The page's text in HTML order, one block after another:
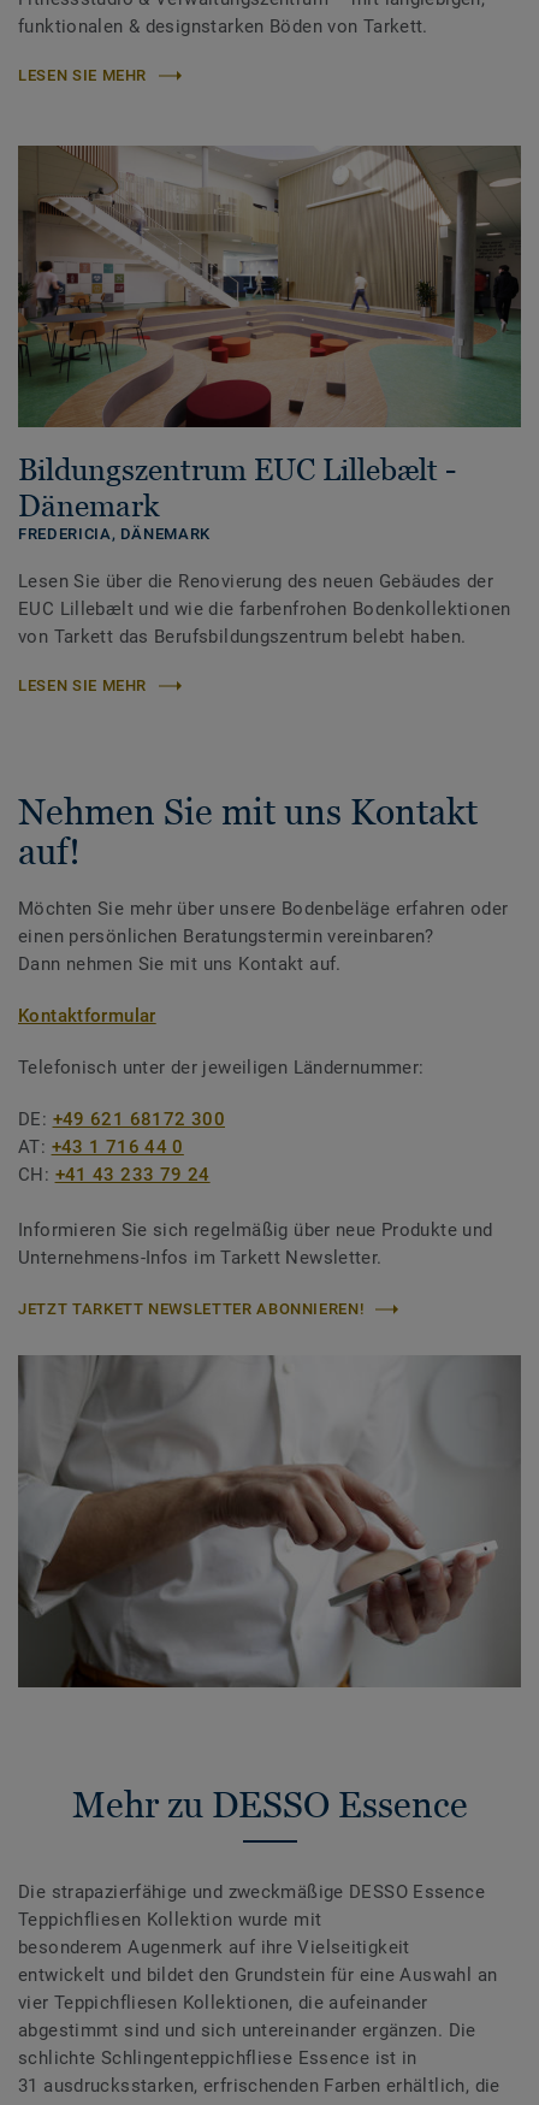
funktionalen & designstarken Böden von Tarkett.
LESEN SIE MEHR
Bildungszentrum EUC Lillebælt -
Dänemark
FREDERICIA, DÄNEMARK
Lesen Sie über die Renovierung des neuen Gebäudes der
EUC Lillebælt und wie die farbenfrohen Bodenkollektionen
von Tarkett das Berufsbildungszentrum belebt haben.
LESEN SIE MEHR
Nehmen Sie mit uns Kontakt
auf!
Möchten Sie mehr über unsere Bodenbeläge erfahren oder
einen persönlichen Beratungstermin vereinbaren?
Dann nehmen Sie mit uns Kontakt auf.
Kontaktformular
Telefonisch unter der jeweiligen Ländernummer:
DE: +49 621 68172 300
AT: +43 1 716 44 0
CH: +41 43 233 79 24
Informieren Sie sich regelmäßig über neue Produkte und
Unternehmens-Infos im Tarkett Newsletter.
JETZT TARKETT NEWSLETTER ABONNIEREN!
Mehr zu DESSO Essence
Die strapazierfähige und zweckmäßige DESSO Essence
Teppichfliesen Kollektion wurde mit
besonderem Augenmerk auf ihre Vielseitigkeit
entwickelt und bildet den Grundstein für eine Auswahl an
vier Teppichfliesen Kollektionen, die aufeinander
abgestimmt sind und sich untereinander ergänzen. Die
schlichte Schlingenteppichfliese Essence ist in
31 ausdrucksstarken, erfrischenden Farben erhältlich, die